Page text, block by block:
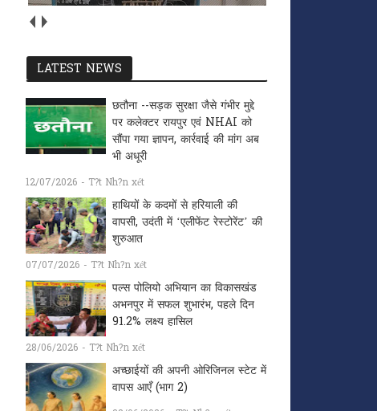
LATEST NEWS
छतौना --सड़क सुरक्षा जैसे गंभीर मुद्दे
पर कलेक्टर रायपुर एवं NHAI को
सौंपा गया ज्ञापन, कार्रवाई की मांग अब
भी अधूरी
12/07/2026 - T?t Nh?n xét
हाथियों के कदमों से हरियाली की
वापसी, उदंती में ‘एलीफेंट रेस्टोरेंट’ की
शुरुआत
07/07/2026 - T?t Nh?n xét
पल्स पोलियो अभियान का विकासखंड
अभनपुर में सफल शुभारंभ, पहले दिन
91.2% लक्ष्य हासिल
28/06/2026 - T?t Nh?n xét
अच्छाईयों की अपनी ओरिजिनल स्टेट में
वापस आएँ (भाग 2)